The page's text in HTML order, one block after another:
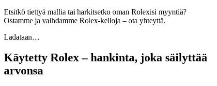
Etsitkö tiettyä mallia tai harkitsetko oman Rolexisi myyntiä?
Ostamme ja vaihdamme Rolex-kelloja – ota yhteyttä.
Ladataan…
Käytetty Rolex – hankinta, joka säilyttää
arvonsa